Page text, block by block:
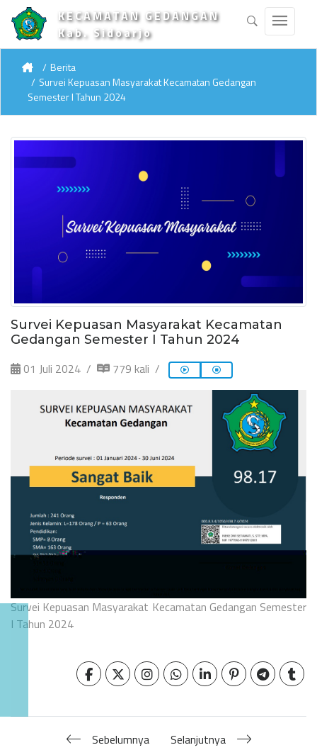
KECAMATAN GEDANGAN
Kab. Sidoarjo
Berita
Survei Kepuasan Masyarakat Kecamatan Gedangan
Semester I Tahun 2024
Survei Kepuasan Masyarakat Kecamatan
Gedangan Semester I Tahun 2024
01 Juli 2024 779 kali
Survei Kepuasan Masyarakat Kecamatan Gedangan Semester
I Tahun 2024
Sebelumnya Selanjutnya